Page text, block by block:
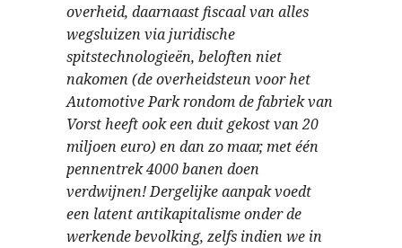
overheid, daarnaast fiscaal van alles
wegsluizen via juridische
spitstechnologieën, beloften niet
nakomen (de overheidsteun voor het
Automotive Park rondom de fabriek van
Vorst heeft ook een duit gekost van 20
miljoen euro) en dan zo maar, met één
pennentrek 4000 banen doen
verdwijnen! Dergelijke aanpak voedt
een latent antikapitalisme onder de
werkende bevolking, zelfs indien we in